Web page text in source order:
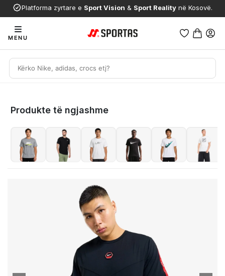
Platforma zyrtare e Sport Vision & Sport Reality në Kosovë.
MENU
Produkte të ngjashme